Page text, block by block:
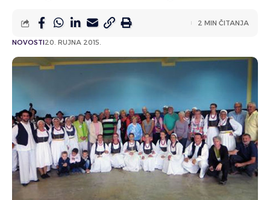
NOVOSTI20. RUJNA 2015.
2 MIN ČITANJA